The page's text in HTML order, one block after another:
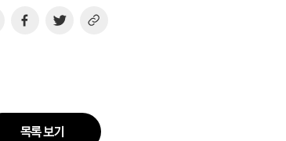
목록 보기